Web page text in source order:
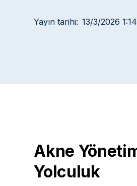
Yayın tarihi: 13/3/2026
Akne
Yolculuk